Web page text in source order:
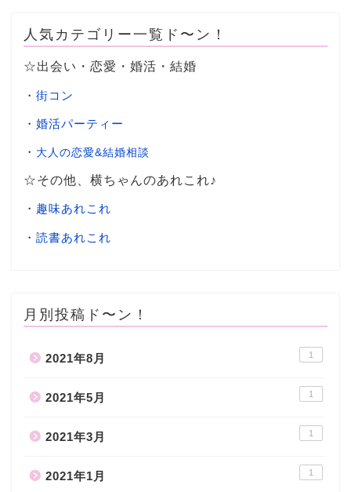
人気カテゴリー一覧ド〜ン！
☆出会い・恋愛・婚活・結婚
・ 街コン
・ 婚活パーティー
・ 大人の恋愛&結婚相談
☆その他、横ちゃんのあれこれ♪
・ 趣味あれこれ
・ 読書あれこれ
月別投稿ド〜ン！
2021年8月 1
2021年5月 1
2021年3月 1
2021年1月 1